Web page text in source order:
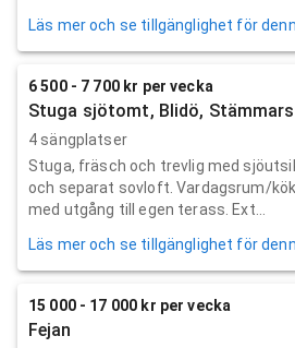
Läs mer och se tillgänglighet för
6 500 - 7 700 kr per vecka
Stuga sjötomt, Blidö,
4 sängplatser
Stuga, fräsch och trevlig med
och separat sovloft. Vardagsrum/
med utgång till egen terass. Ext...
Läs mer och se tillgänglighet för
15 000 - 17 000 kr per vecka
Fejan